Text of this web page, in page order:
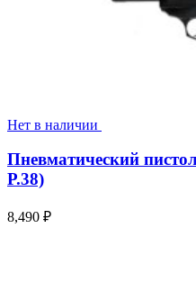
Нет в наличии
Пневматический
P.38)
8,490 ₽